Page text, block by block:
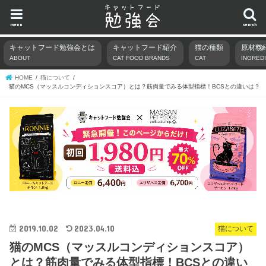
search
menu
キャットフード勉強会とは
ABOUT
キャットフード紹介
CAT FOOD BRANDS
猫の種類
CAT
原材料
HOME
猫について
猫のMCS（マッスルコンディションスコア）とは？筋肉量でみる体型指標！BCSとの違いは？
猫について
2019.10.02 2023.04.10
猫のMCS（マッスルコンディションスコア）
とは？筋肉量でみる体型指標！BCSとの違い